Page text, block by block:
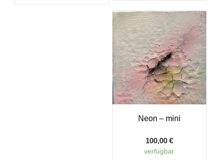
Neon – mini
100,00 €
verfügbar